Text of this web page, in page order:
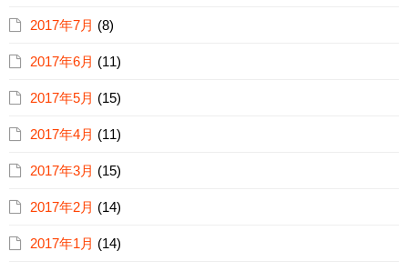
2017年7月 (8)
2017年6月 (11)
2017年5月 (15)
2017年4月 (11)
2017年3月 (15)
2017年2月 (14)
2017年1月 (14)